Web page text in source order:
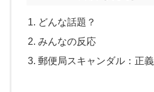
どんな話題？
みんなの反応
郵便局スキャンダル：正